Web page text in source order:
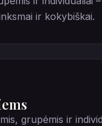
ir kokybiškai.
grupėmis ir